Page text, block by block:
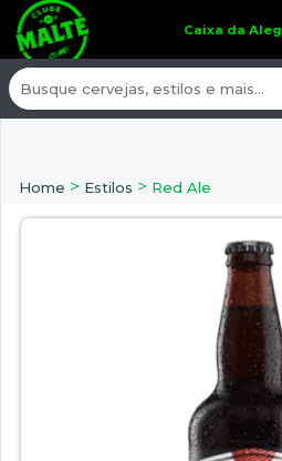
Caixa da
Home > Estilos > Red Ale